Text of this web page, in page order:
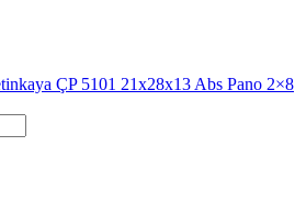
ÇP 5101 21x28x13 Abs Pano 2×8